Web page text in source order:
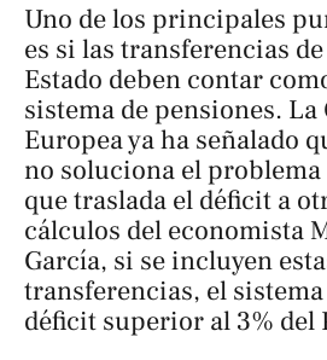
Uno de los principales
es si las transferencias
Estado deben contar
sistema de pensiones.
Europea ya ha señalado
no soluciona el
que traslada el déficit a
cálculos del economista
García, si se incluyen
transferencias, el
déficit superior al 3% del